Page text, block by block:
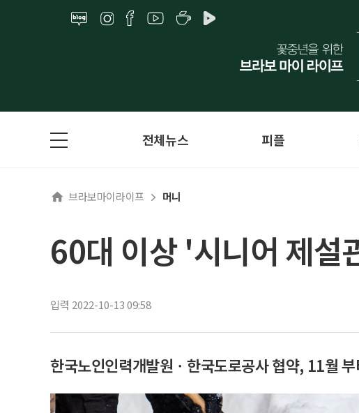
전체뉴스 피플
브라보마이라이프 머니
60대 이상 '시니어 제
입력 2022-10-13 09:58
한국노인인력개발원ㆍ한국도로공사 협약, 11월